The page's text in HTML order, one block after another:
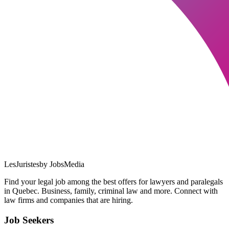
LesJuristesby JobsMedia
Find your legal job among the best offers for lawyers and paralegals
in Quebec. Business, family, criminal law and more. Connect with
law firms and companies that are hiring.
Job Seekers